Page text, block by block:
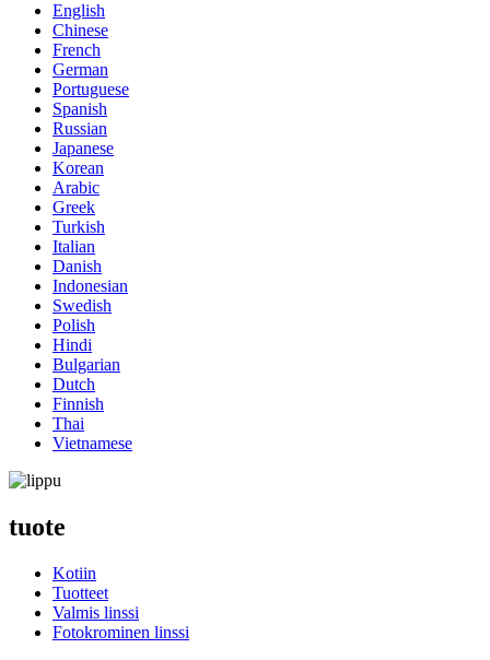
English
Chinese
French
German
Portuguese
Spanish
Russian
Japanese
Korean
Arabic
Greek
Turkish
Italian
Danish
Indonesian
Swedish
Polish
Hindi
Bulgarian
Dutch
Finnish
Thai
Vietnamese
tuote
Kotiin
Tuotteet
Valmis linssi
Fotokrominen linssi